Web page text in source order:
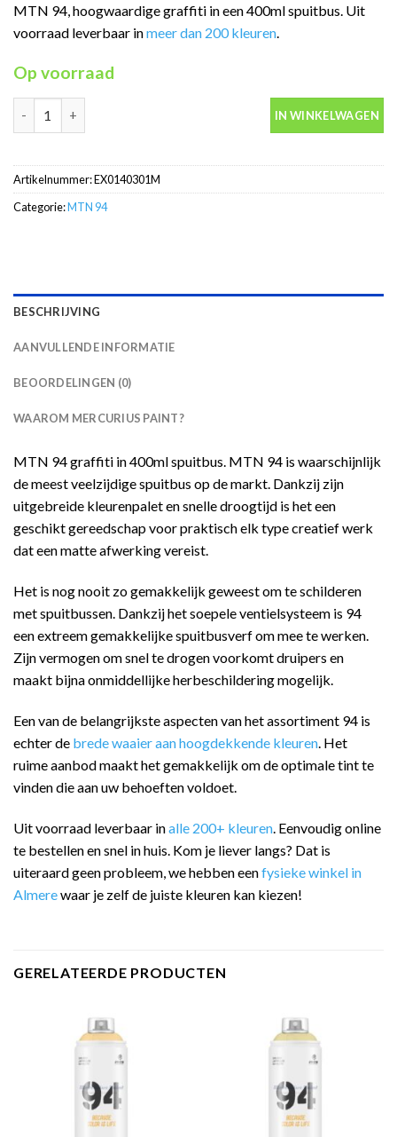
MTN 94, hoogwaardige graffiti in een 400ml spuitbus. Uit
voorraad leverbaar inmeer dan 200 kleuren.
Op voorraad
IN WINKELWAGEN
Artikelnummer:EX0140301M
Categorie:MTN 94
BESCHRIJVING
AANVULLENDE INFORMATIE
BEOORDELINGEN (0)
WAAROM MERCURIUS PAINT?
MTN 94 graffiti in 400ml spuitbus. MTN 94 is waarschijnlijk
de meest veelzijdige spuitbus op de markt. Dankzij zijn
uitgebreide kleurenpalet en snelle droogtijd is het een
geschikt gereedschap voor praktisch elk type creatief werk
dat een matte afwerking vereist.
Het is nog nooit zo gemakkelijk geweest om te schilderen
met spuitbussen. Dankzij het soepele ventielsysteem is 94
een extreem gemakkelijke spuitbusverf om mee te werken.
Zijn vermogen om snel te drogen voorkomt druipers en
maakt bijna onmiddellijke herbeschildering mogelijk.
Een van de belangrijkste aspecten van het assortiment 94 is
echter de brede waaier aan hoogdekkende kleuren. Het
ruime aanbod maakt het gemakkelijk om de optimale tint te
vinden die aan uw behoeften voldoet.
Uit voorraad leverbaar inalle 200+ kleuren . Eenvoudig online
te bestellen en snel in huis. Kom je liever langs? Dat is
uiteraard geen probleem, we hebben eenfysieke winkel in
Almerewaar je zelf de juiste kleuren kan kiezen!
GERELATEERDE PRODUCTEN